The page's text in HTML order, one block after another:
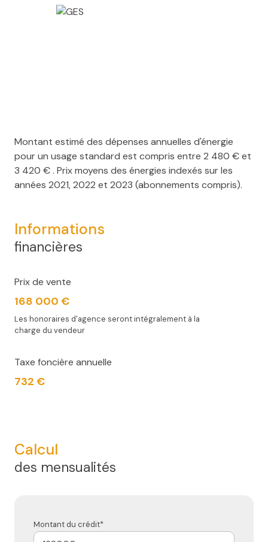
Montant estimé des dépenses annuelles d'énergie
pour un usage standard est compris entre 2 480 € et
3 420 € . Prix moyens des énergies indexés sur les
années 2021, 2022 et 2023 (abonnements compris).
Informations
financières
Prix de vente
168 000 €
Les honoraires d'agence seront intégralement à la
charge du vendeur
Taxe foncière annuelle
732 €
Calcul
des mensualités
Montant du crédit*